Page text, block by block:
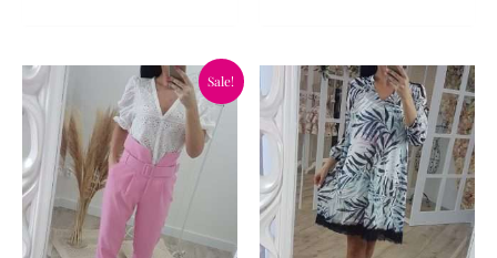
Sale!
Pôvodná
bola:
34.90€.
Aktuálna
cena
je:
19.90€.